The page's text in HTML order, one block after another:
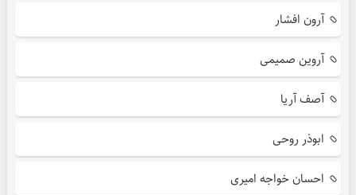
آرون افشار
آروین صمیمی
آصف آریا
ابوذر روحی
احسان خواجه امیری